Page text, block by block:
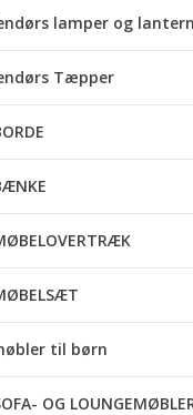
lamper og
Tæpper
til børn
OG